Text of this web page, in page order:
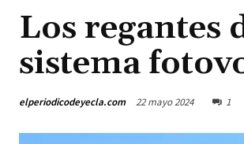
Los regantes
sistema
elperiodicodeyecla.com 22 mayo 2024 1